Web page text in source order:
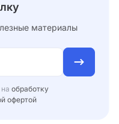
материалы
обработку
офертой